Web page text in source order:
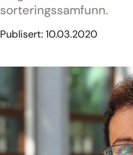
sorteringssamfunn.
Publisert: 10.03.2020